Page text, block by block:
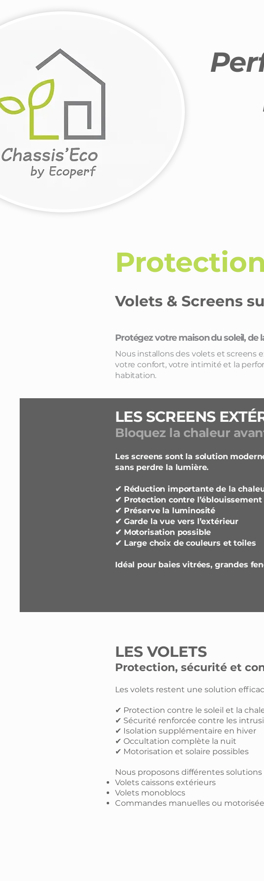
Volets & Screens
Protégez votre maison du soleil, de
Nous installons des volets et screens
votre confort, votre intimité et la
habitation.
LES SCREENS
Bloquez la chaleur
Les screens sont la solution
sans perdre la lumière.
✔ Réduction importante de la
✔ Protection contre l’éblouissement
✔ Préserve la luminosité
✔ Garde la vue vers l’extérieur
✔ Motorisation possible
✔ Large choix de couleurs et toiles
Idéal pour baies vitrées, grandes
LES VOLETS
Protection, sécurité et
Les volets restent une solution
✔ Protection contre le soleil et la
✔ Sécurité renforcée contre les
✔ Isolation supplémentaire en hiver
✔ Occultation complète la nuit
✔ Motorisation et solaire possibles
Nous proposons différentes
Volets caissons extérieurs
Volets monoblocs
Commandes manuelles ou